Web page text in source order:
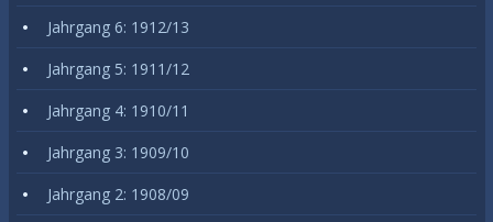
Jahrgang 6: 1912/13
Jahrgang 5: 1911/12
Jahrgang 4: 1910/11
Jahrgang 3: 1909/10
Jahrgang 2: 1908/09